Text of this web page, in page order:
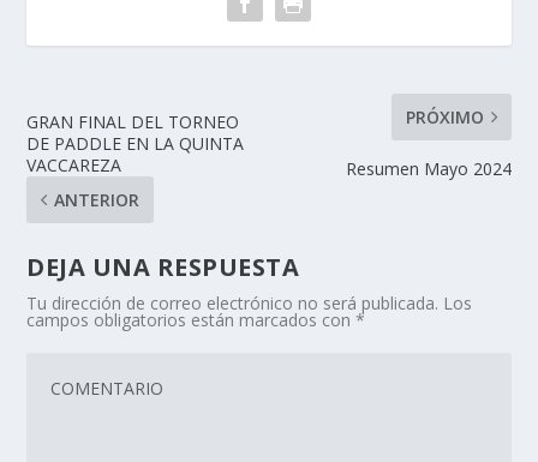
GRAN FINAL DEL TORNEO
DE PADDLE EN LA QUINTA
VACCAREZA
ANTERIOR
PRÓXIMO
Resumen Mayo 2024
DEJA UNA RESPUESTA
Tu dirección de correo electrónico no será publicada. Los
campos obligatorios están marcados con*